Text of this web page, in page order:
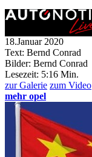
18.Januar 2020
Text: Bernd Conrad
Bilder: Bernd Conrad
Lesezeit: 5:16 Min.
zur Galerie zum Video
mehr opel